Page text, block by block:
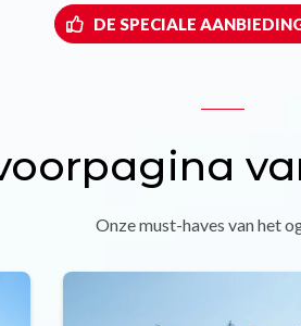
DE SPECIALE
Onze must-haves van het